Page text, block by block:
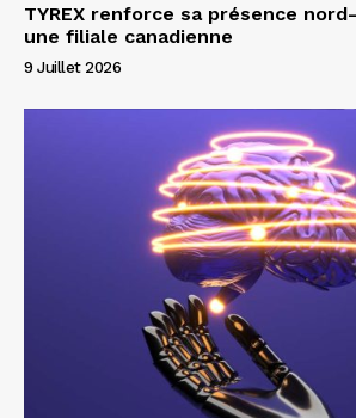
TYREX renforce sa présence
une filiale canadienne
9 Juillet 2026